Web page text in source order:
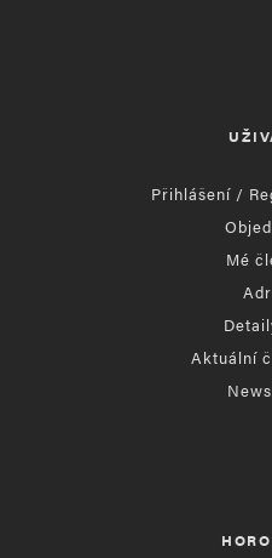
Přihlášení /
Mé
Aktuální